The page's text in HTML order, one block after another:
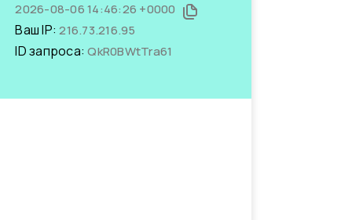
2026-08-06 14:46:26 +0000
Ваш IP:216.73.216.95
ID запроса:QkR0BWtTra61